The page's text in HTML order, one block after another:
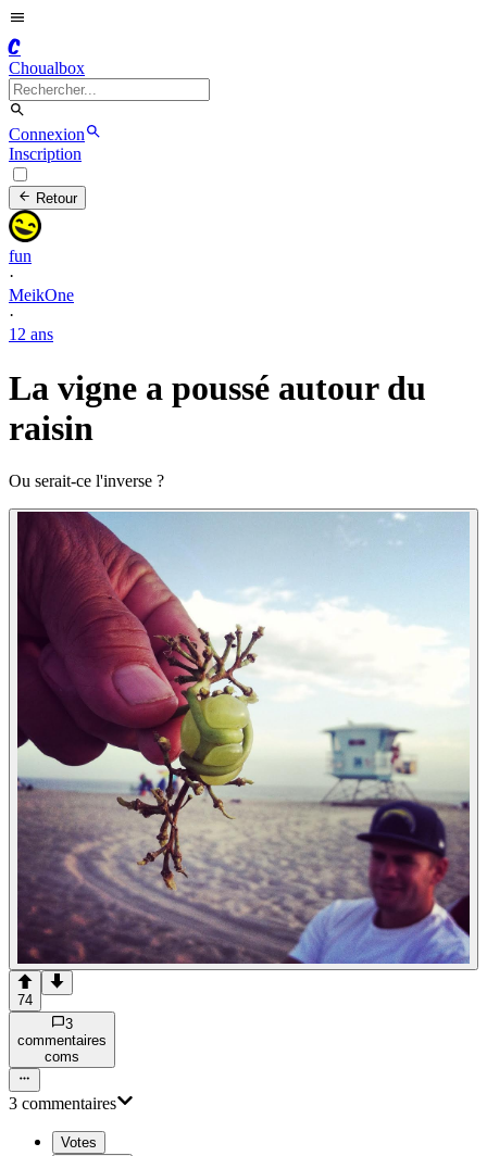
C
Choualbox
Connexion
Inscription
Retour
fun
·
MeikOne
·
12 ans
La vigne a poussé autour du
raisin
Ou serait-ce l'inverse ?
74
3
commentaires
coms
3 commentaires
Votes